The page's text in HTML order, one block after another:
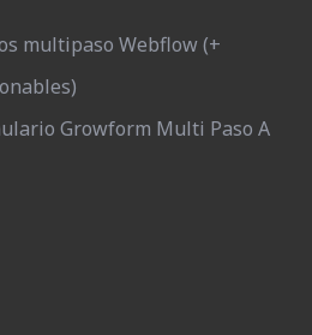
multipaso Webflow (+
Growform Multi Paso A